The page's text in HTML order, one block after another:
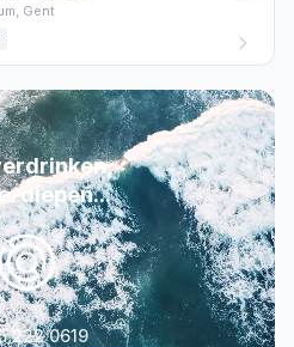
Gent
222 0619